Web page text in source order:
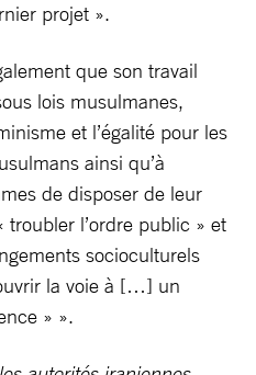
projet ».
que son travail
lois musulmanes,
et l’égalité pour les
ainsi qu’à
de disposer de leur
l’ordre public » et
socioculturels
la voie à […] un
» ».